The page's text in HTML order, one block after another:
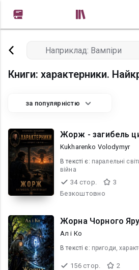
Книги: характерники.
за популярністю
Жорж - загибель
Kukharenko Volodymyr
В текcті є: паралельні
війна
34 стор.
3
Безкоштовно
Жорна Чорного Яру
Ал і Ко
В текcті є: пригоди,
156 стор.
2